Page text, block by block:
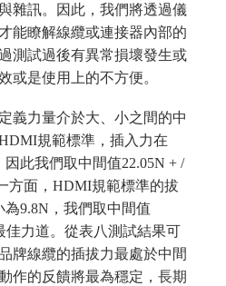
雜訊。因此，我們將透過儀
能瞭解線纜或連接器內部的
測試過後有異常損壞發生或
或是使用上的不方便。
義力量介於大、小之間的中
規範標準，插入力在
此我們取中間值22.05N + /
方面，HDMI規範標準的拔
9.8N，我們取中間值
佳力道。從表八測試結果可
牌線纜的插拔力最處於中間
作的反饋將最為穩定，長期